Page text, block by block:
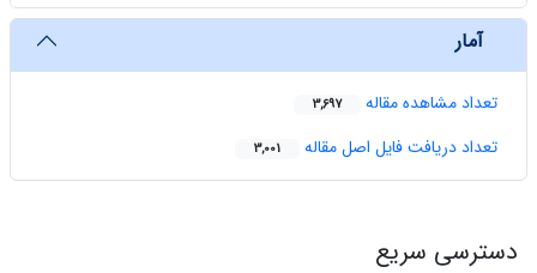
آمار
تعداد مشاهده مقاله 3,697
تعداد دریافت فایل اصل مقاله 3,001
دسترسی سریع